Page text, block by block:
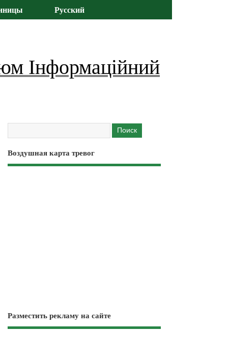
Русский
Інформаційний
Воздушная карта тревог
Разместить рекламу на сайте